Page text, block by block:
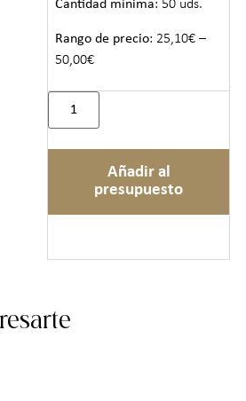
Cantidad mínima: 50 uds.
Rango de precio: 25,10€ –
50,00€
Añadir al
presupuesto